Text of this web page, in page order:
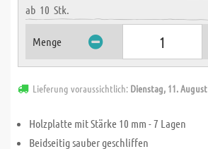
ab 10 Stk.
Menge
Lieferung voraussichtlich: Dienstag, 11. August
Holzplatte mit Stärke 10 mm - 7 Lagen
Beidseitig sauber geschliffen